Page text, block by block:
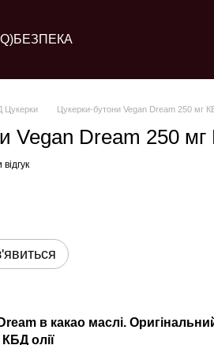
БЕЗПЕКА
Цукерки Цукерки-бутони Vegan Dream 250 мг
Vegan Dream 250
в какао маслі.
олії